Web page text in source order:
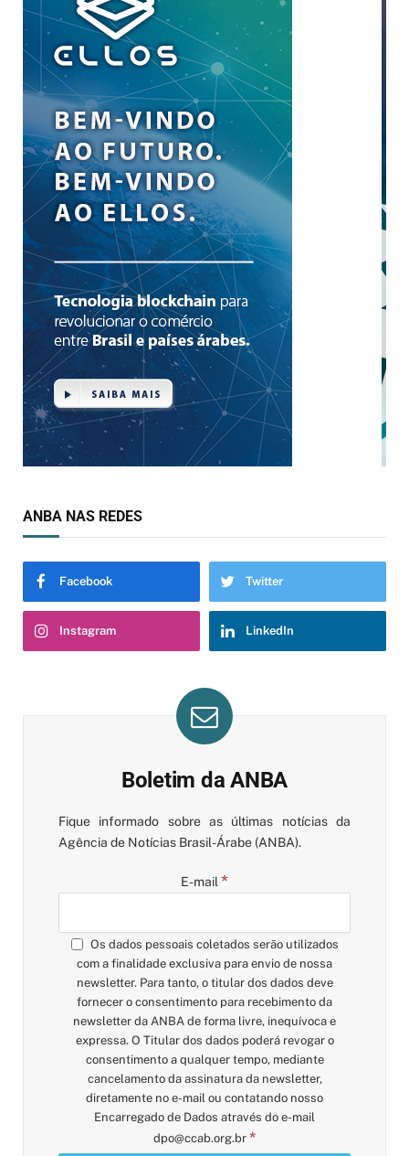
ANBA NAS REDES
Facebook Twitter
Instagram LinkedIn
Boletim da ANBA
Fique informado sobre as últimas notícias da
Agência de Notícias Brasil-Árabe (ANBA).
E-mail *
Os dados pessoais coletados serão utilizados
com a finalidade exclusiva para envio de nossa
newsletter. Para tanto, o titular dos dados deve
fornecer o consentimento para recebimento da
newsletter da ANBA de forma livre, inequívoca e
expressa. O Titular dos dados poderá revogar o
consentimento a qualquer tempo, mediante
cancelamento da assinatura da newsletter,
diretamente no e-mail ou contatando nosso
Encarregado de Dados através do e-mail
dpo@ccab.org.br *